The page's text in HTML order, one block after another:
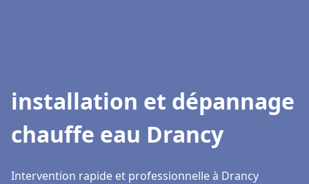
installation et dépannage
chauffe eau Drancy
Intervention rapide et professionnelle à Drancy